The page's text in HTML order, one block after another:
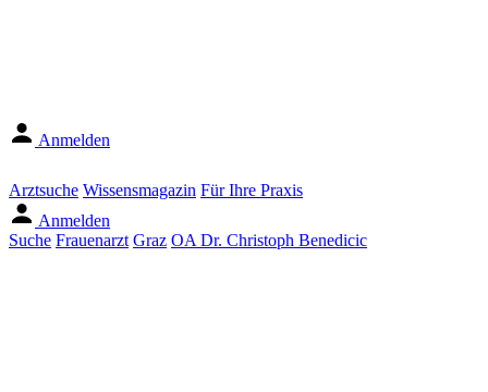
Anmelden
Arztsuche Wissensmagazin Für Ihre Praxis
Anmelden
Suche Frauenarzt Graz OA Dr. Christoph Benedicic